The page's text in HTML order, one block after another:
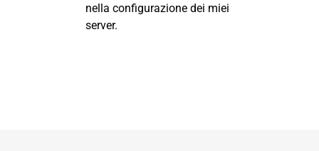
nella configurazione dei miei
server.